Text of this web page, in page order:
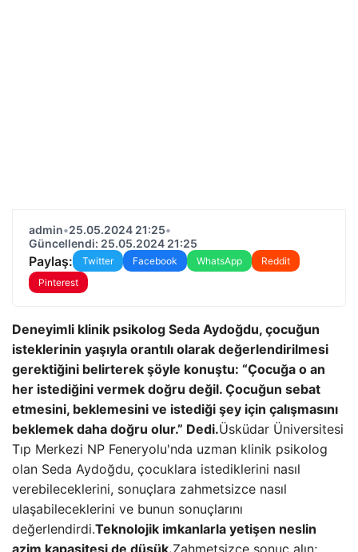
admin•25.05.2024 21:25•
Güncellendi: 25.05.2024 21:25
Paylaş: Twitter Facebook WhatsApp
Reddit
Pinterest
Deneyimli klinik psikolog Seda Aydoğdu, çocuğun
isteklerinin yaşıyla orantılı olarak değerlendirilmesi
gerektiğini belirterek şöyle konuştu: “Çocuğa o an
her istediğini vermek doğru değil. Çocuğun sebat
etmesini, beklemesini ve istediği şey için çalışmasını
beklemek daha doğru olur.” Dedi.Üsküdar Üniversitesi
Tıp Merkezi NP Feneryolu'nda uzman klinik psikolog
olan Seda Aydoğdu, çocuklara istediklerini nasıl
verebileceklerini, sonuçlara zahmetsizce nasıl
ulaşabileceklerini ve bunun sonuçlarını
değerlendirdi.Teknolojik imkanlarla yetişen neslin
azim kapasitesi de düşük.Zahmetsizce sonuç alın;